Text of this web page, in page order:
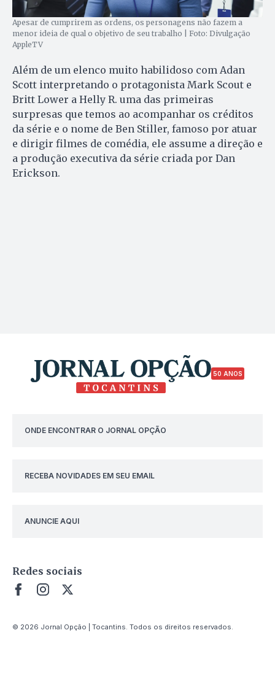
Apesar de cumprirem as ordens, os personagens não fazem a
menor ideia de qual o objetivo de seu trabalho | Foto: Divulgação
AppleTV
Além de um elenco muito habilidoso com Adan
Scott interpretando o protagonista Mark Scout e
Britt Lower a Helly R. uma das primeiras
surpresas que temos ao acompanhar os créditos
da série e o nome de Ben Stiller, famoso por atuar
e dirigir filmes de comédia, ele assume a direção e
a produção executiva da série criada por Dan
Erickson.
50 ANOS
ONDE ENCONTRAR O JORNAL OPÇÃO
RECEBA NOVIDADES EM SEU EMAIL
ANUNCIE AQUI
Redes sociais
© 2026 Jornal Opção | Tocantins. Todos os direitos reservados.